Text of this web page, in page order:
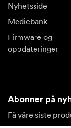
Nyhetsside
Mediebank
Firmware og
oppdateringer
Abonner på
Få våre siste